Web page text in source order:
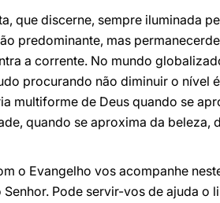
que discerne, sempre iluminada
predominante, mas
a corrente. No mundo
procurando não diminuir o nível
multiforme de Deus quando se
quando se aproxima da beleza,
o Evangelho vos acompanhe
Pode servir-vos de ajuda o